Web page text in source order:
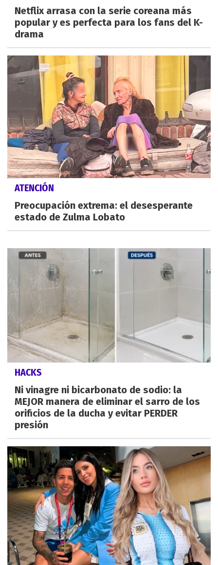
Netflix arrasa con la serie coreana más
popular y es perfecta para los fans del K-
drama
ATENCIÓN
Preocupación extrema: el desesperante
estado de Zulma Lobato
HACKS
Ni vinagre ni bicarbonato de sodio: la
MEJOR manera de eliminar el sarro de los
orificios de la ducha y evitar PERDER
presión